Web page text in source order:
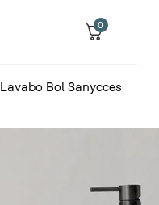
0
Lavabo Bol Sanycces